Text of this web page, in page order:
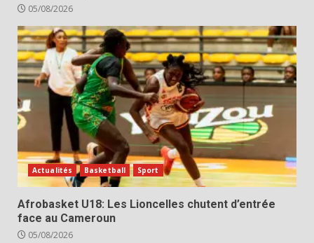
05/08/2026
Actualités Basketball Sport
Afrobasket U18: Les Lioncelles chutent d’entrée
face au Cameroun
05/08/2026